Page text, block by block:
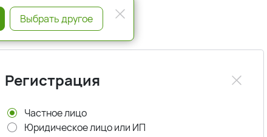
Регистрация
Частное лицо
Юридическое лицо или ИП
Выбрать другое